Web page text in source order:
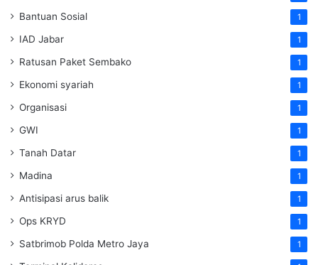
Bantuan Sosial 1
IAD Jabar 1
Ratusan Paket Sembako 1
Ekonomi syariah 1
Organisasi 1
GWI 1
Tanah Datar 1
Madina 1
Antisipasi arus balik 1
Ops KRYD 1
Satbrimob Polda Metro Jaya 1